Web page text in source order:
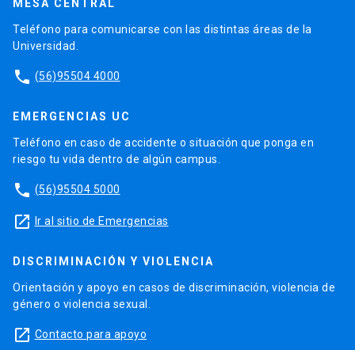
MESA CENTRAL
Teléfono para comunicarse con las distintas áreas de la
Universidad.
phone (56)95504 4000
EMERGENCIAS UC
Teléfono en caso de accidente o situación que ponga en
riesgo tu vida dentro de algún campus.
phone (56)95504 5000
launch Ir al sitio de Emergencias
DISCRIMINACIÓN Y VIOLENCIA
Orientación y apoyo en casos de discriminación, violencia de
género o violencia sexual.
launch Contacto para apoyo